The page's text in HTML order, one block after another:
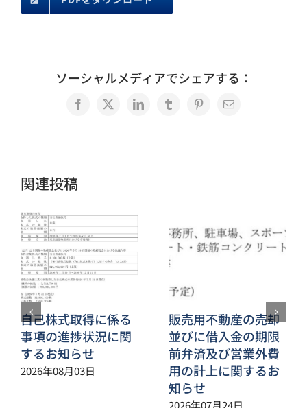
ソーシャルメディアでシェアする：
Facebook
X LinkedInTumblrPinterest
電
関連投稿
自己株式取得に係る
事項の進捗状況に関
するお知らせ
2026年08月03日
販売用不動産の売却
並びに借入金の期限
前弁済及び営業外費
用の計上に関するお
知らせ